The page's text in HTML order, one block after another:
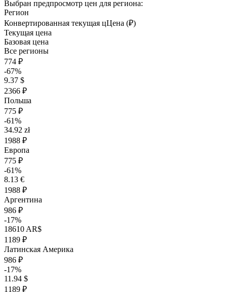
Выбран предпросмотр цен для региона:
Регион
Конвертированная текущая цЦена (₽)
Текущая цена
Базовая цена
Все регионы
774 ₽
-67%
9.37 $
2366 ₽
Польша
775 ₽
-61%
34.92 zł
1988 ₽
Европа
775 ₽
-61%
8.13 €
1988 ₽
Аргентина
986 ₽
-17%
18610 AR$
1189 ₽
Латинская Америка
986 ₽
-17%
11.94 $
1189 ₽